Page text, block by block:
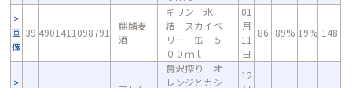
画
像
39 4901411098791
麒麟麦
酒
キリン 氷
結 スカイベ
リー 缶 ５
００ｍｌ
01
月
11
日
86 89% 19% 148
贅沢搾り オ
レンジとカシ
12